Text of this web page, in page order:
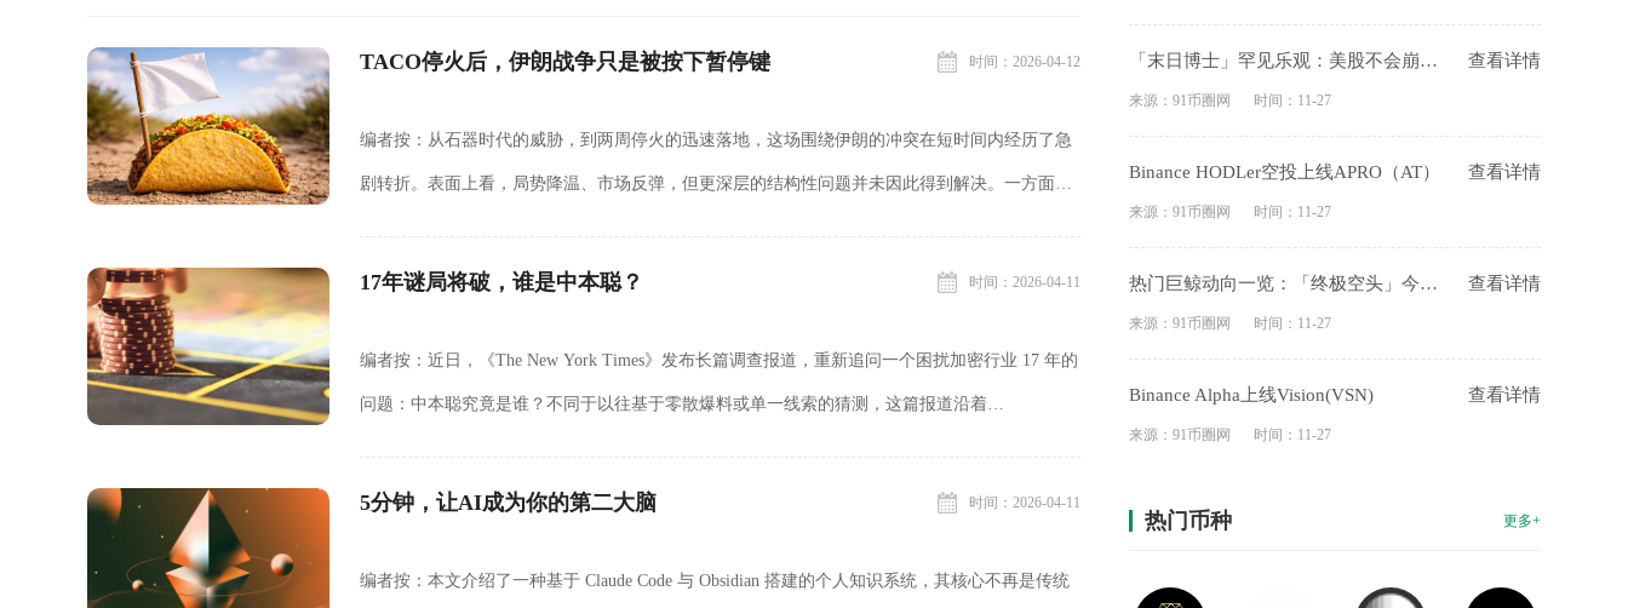
TACO停火后，伊朗战争只是被按下暂停键 时间：2026-04-12
编者按：从石器时代的威胁，到两周停火的迅速落地，这场围绕伊朗的冲突在短时间内经历了急
剧转折。表面上看，局势降温、市场反弹，但更深层的结构性问题并未因此得到解决。一方面，
17年谜局将破，谁是中本聪？ 时间：2026-04-11
编者按：近日，《The New York Times》发布长篇调查报道，重新追问一个困扰加密行业 17 年的
问题：中本聪究竟是谁？不同于以往基于零散爆料或单一线索的猜测，这篇报道沿着
5分钟，让AI成为你的第二大脑 时间：2026-04-11
编者按：本文介绍了一种基于 Claude Code 与 Obsidian 搭建的个人知识系统，其核心不再是传统
「末日博士」罕见乐观：美股不会崩盘，科技将让美国「逆天改命」 查看详情
来源：91币圈网 时间：11-27
Binance HODLer空投上线APRO（AT） 查看详情
来源：91币圈网 时间：11-27
热门巨鲸动向一览：「终极空头」今晨险遭清算，「BTC OG内幕巨鲸」ETH多单由亏转盈 查看详情
来源：91币圈网 时间：11-27
Binance Alpha上线Vision(VSN) 查看详情
来源：91币圈网 时间：11-27
热门币种 更多+